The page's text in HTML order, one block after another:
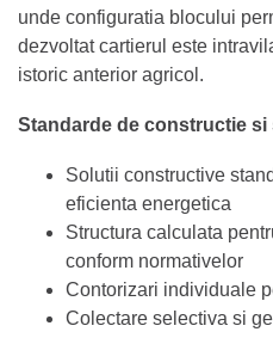
unde configuratia blocului
dezvoltat cartierul este
istoric anterior agricol.
Standarde de constructie
Solutii constructive
eficienta energetica
Structura calculata
conform normativelor
Contorizari individuale
Colectare selectiva si